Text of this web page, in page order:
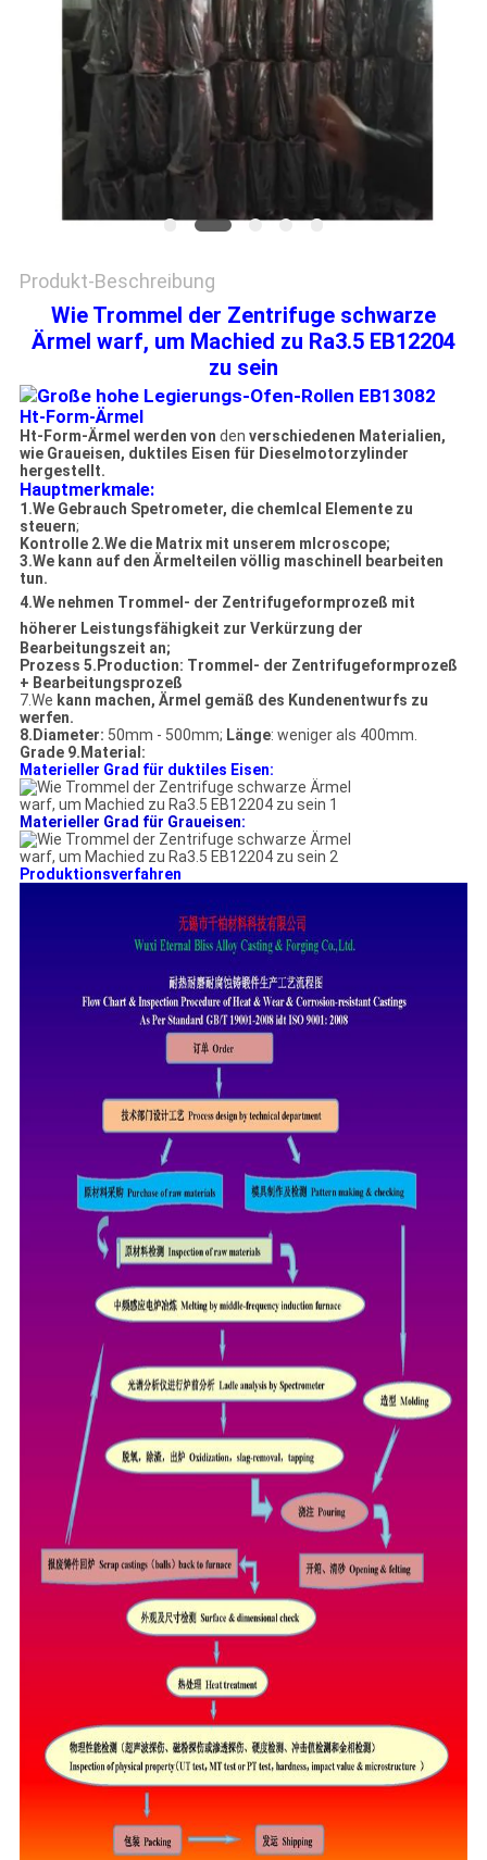
SITEMAP
DATENSCHUTZRICHTLINIE
Produkt-Beschreibung
Wie Trommel der Zentrifuge schwarze
Ärmel warf, um Machied zu Ra3.5 EB12204
zu sein
Ht-Form-Ärmel
Ht-Form-Ärmel werden von den verschiedenen Materialien,
wie Graueisen, duktiles Eisen für Dieselmotorzylinder
hergestellt.
Hauptmerkmale:
1.We Gebrauch Spetrometer, die chemlcal Elemente zu
steuern;
Kontrolle 2.We die Matrix mit unserem mlcroscope;
3.We kann auf den Ärmelteilen völlig maschinell bearbeiten
tun.
4.We nehmen Trommel- der Zentrifugeformprozeß mit
höherer Leistungsfähigkeit zur Verkürzung der
Bearbeitungszeit an;
Prozess 5.Production: Trommel- der Zentrifugeformprozeß
+ Bearbeitungsprozeß
7.We kann machen, Ärmel gemäß des Kundenentwurfs zu
werfen.
8.Diameter: 50mm - 500mm; Länge: weniger als 400mm.
Grade 9.Material:
Materieller Grad für duktiles Eisen:
Materieller Grad für Graueisen:
Produktionsverfahren